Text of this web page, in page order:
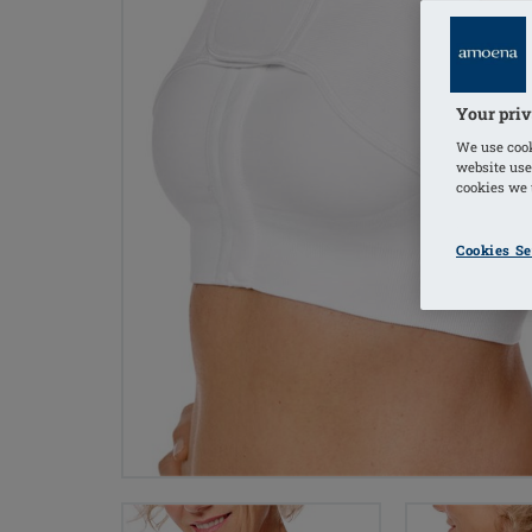
Your
We use
website
cookies we
Cookies